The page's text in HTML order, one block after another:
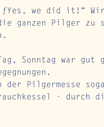
„Yes, we did it!“
ganzen Pilger zu
Sonntag war
der Pilgermesse
- durch